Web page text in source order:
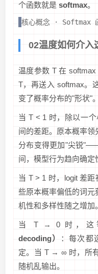
个函数就是 softmax。
核心概念 · Softmax
02温度如何介入
温度参数 T 在
T，再送入 softmax。
变了概率分布的"形状"。
当 T < 1 时，除以一
间的差距。原本概率领
分布变得更加"尖锐
间，模型行为趋向确定
当 T > 1 时，logit 差
些原本概率偏低的词
机性和多样性随之增加。
当 T → 0 时，这
decoding）
：每次都
定。当 T → ∞ 时，所
随机乱输出。